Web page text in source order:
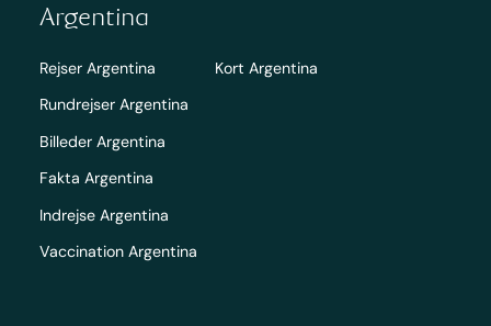
Argentina
Rejser Argentina
Rundrejser Argentina
Billeder Argentina
Fakta Argentina
Indrejse Argentina
Vaccination Argentina
Kort Argentina